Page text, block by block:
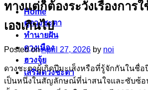
Home
ดูดวงชะตา
ทำนายฝัน
ดวงเมือง
ฮวงจุ้ย
เสริมดวงชะตา
ทางแต่ก็ต้องระวังเรื่องการ
เองเกินไป
Posted onApril 27, 2026 by noi
ดวงชะตาผู้เกิดปีมะเส็งหรือที่รู้จักกันในชื่
เป็นหนึ่งในสัญลักษณ์ที่น่าสนใจและซับซ้อ